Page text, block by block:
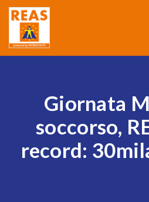
Giornata
soccorso,
record: